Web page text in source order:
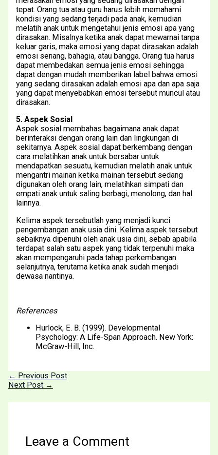
tepat. Orang tua atau guru harus lebih memahami
kondisi yang sedang terjadi pada anak, kemudian
melatih anak untuk mengetahui jenis emosi apa yang
dirasakan. Misalnya ketika anak dapat mewarnai tanpa
keluar garis, maka emosi yang dapat dirasakan adalah
emosi senang, bahagia, atau bangga. Orang tua harus
dapat membedakan semua jenis emosi sehingga
dapat dengan mudah memberikan label bahwa emosi
yang sedang dirasakan adalah emosi apa dan apa saja
yang dapat menyebabkan emosi tersebut muncul atau
dirasakan.
5. Aspek Sosial
Aspek sosial membahas bagaimana anak dapat
berinteraksi dengan orang lain dan lingkungan di
sekitarnya. Aspek sosial dapat berkembang dengan
cara melatihkan anak untuk bersabar untuk
mendapatkan sesuatu, kemudian melatih anak untuk
mengantri mainan ketika mainan tersebut sedang
digunakan oleh orang lain, melatihkan simpati dan
empati anak untuk saling berbagi, menolong, dan hal
lainnya.
Kelima aspek tersebutlah yang menjadi kunci
pengembangan anak usia dini. Kelima aspek tersebut
sebaiknya dipenuhi oleh anak usia dini, sebab apabila
terdapat salah satu aspek yang tidak terpenuhi maka
akan mempengaruhi pada tahap perkembangan
selanjutnya, terutama ketika anak sudah menjadi
dewasa nantinya.
References
Hurlock, E. B. (1999). Developmental
Psychology: A Life-Span Approach. New York:
McGraw-Hill, Inc.
← Previous Post
Next Post →
Leave a Comment